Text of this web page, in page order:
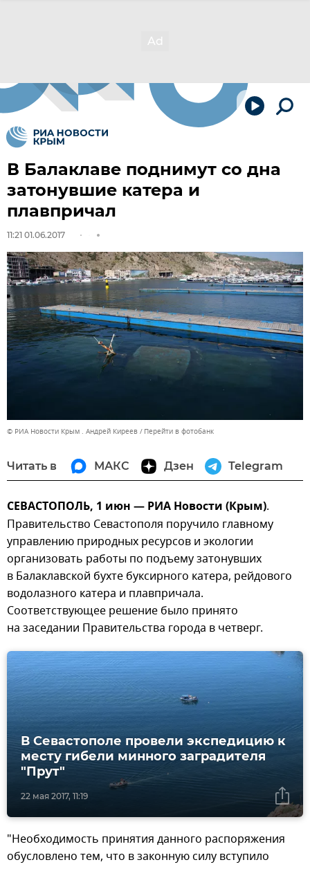
В Балаклаве поднимут со дна
затонувшие катера и
плавпричал
11:21 01.06.2017
© РИА Новости Крым . Андрей Киреев Перейти в фотобанк
Читать в МАКС Дзен Telegram
СЕВАСТОПОЛЬ, 1 июн — РИА Новости (Крым).
Правительство Севастополя поручило главному
управлению природных ресурсов и экологии
организовать работы по подъему затонувших
в Балаклавской бухте буксирного катера, рейдового
водолазного катера и плавпричала.
Соответствующее решение было принято
на заседании Правительства города в четверг.
22 мая 2017, 11:19
В Севастополе провели экспедицию к
месту гибели минного заградителя
"Прут"
"Необходимость принятия данного распоряжения
обусловлено тем, что в законную силу вступило